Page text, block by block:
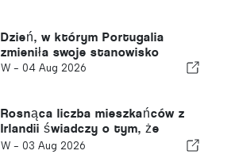
Dzień, w którym Portugalia
zmieniła swoje stanowisko
W - 04 Aug 2026
Rosnąca liczba mieszkańców z
Irlandii świadczy o tym, że
Algarve staje się miejscem
W - 03 Aug 2026